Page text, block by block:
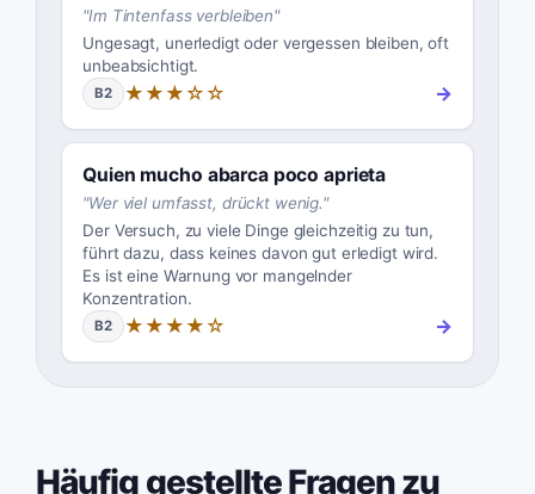
"Im Tintenfass verbleiben"
Ungesagt, unerledigt oder vergessen bleiben, oft
unbeabsichtigt.
B2 ★★★☆☆ →
Quien mucho abarca poco aprieta
"Wer viel umfasst, drückt wenig."
Der Versuch, zu viele Dinge gleichzeitig zu tun,
führt dazu, dass keines davon gut erledigt wird.
Es ist eine Warnung vor mangelnder
Konzentration.
B2 ★★★★☆ →
Häufig gestellte Fragen zu